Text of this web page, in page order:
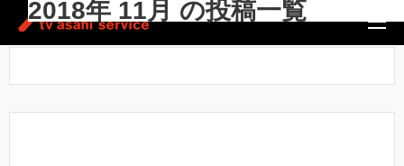
ホーム/ 2018年 11月
2018年 11月 の投稿一覧